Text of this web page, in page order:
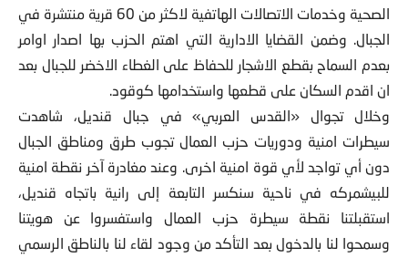
الصحية وخدمات الاتصالات الهاتفية لاكثر من 60 قرية منتشرة في
الجبال. وضمن القضايا الادارية التي اهتم الحزب بها اصدار اوامر
بعدم السماح بقطع الاشجار للحفاظ على الغطاء الاخضر للجبال بعد
ان اقدم السكان على قطعها واستخدامها كوقود.
وخلال تجوال «القدس العربي» في جبال قنديل، شاهدت
سيطرات امنية ودوريات حزب العمال تجوب طرق ومناطق الجبال
دون أي تواجد لأي قوة امنية اخرى. وعند مغادرة آخر نقطة امنية
للبيشمركه في ناحية سنكسر التابعة إلى رانية باتجاه قنديل،
استقبلتنا نقطة سيطرة حزب العمال واستفسروا عن هويتنا
وسمحوا لنا بالدخول بعد التأكد من وجود لقاء لنا بالناطق الرسمي